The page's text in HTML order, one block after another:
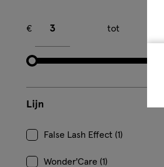
€
tot
Lijn
False Lash Effect (1)
Wonder'Care (1)